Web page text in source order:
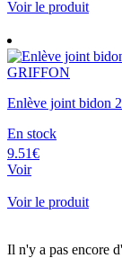
Voir le produit
GRIFFON
Enlève joint bidon
En stock
9.51€
Voir
Voir le produit
Il n'y a pas encore